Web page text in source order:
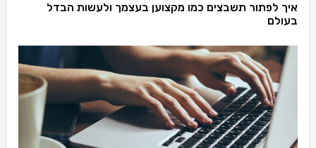
איך לפתור תשבצים כמו מקצוען בעצמך ולעשות הבדל
בעולם